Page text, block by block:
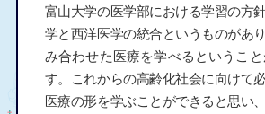
富山大学の医学部における学習の方
学と西洋医学の統合というものがあ
み合わせた医療を学べるというこ
す。これからの高齢化社会に向けて
医療の形を学ぶことができると思い